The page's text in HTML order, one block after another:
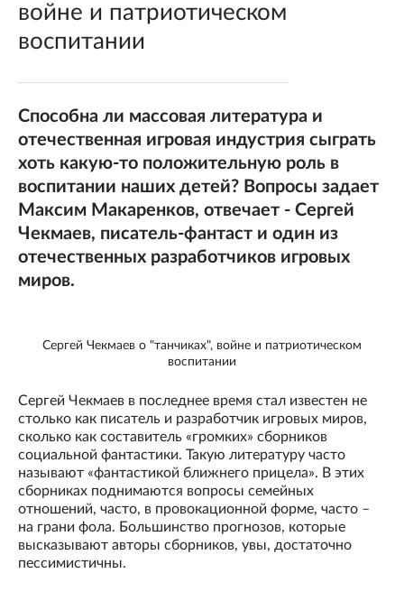
войне и патриотическом
воспитании
Способна ли массовая литература и
отечественная игровая индустрия сыграть
хоть какую-то положительную роль в
воспитании наших детей? Вопросы задает
Максим Макаренков, отвечает - Сергей
Чекмаев, писатель-фантаст и один из
отечественных разработчиков игровых
миров.
Сергей Чекмаев о "танчиках", войне и патриотическом
воспитании
Сергей Чекмаев в последнее время стал известен не
столько как писатель и разработчик игровых миров,
сколько как составитель «громких» сборников
социальной фантастики. Такую литературу часто
называют «фантастикой ближнего прицела». В этих
сборниках поднимаются вопросы семейных
отношений, часто, в провокационной форме, часто –
на грани фола. Большинство прогнозов, которые
высказывают авторы сборников, увы, достаточно
пессимистичны.